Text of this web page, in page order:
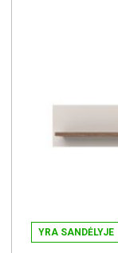
YRA SANDĖLYJE